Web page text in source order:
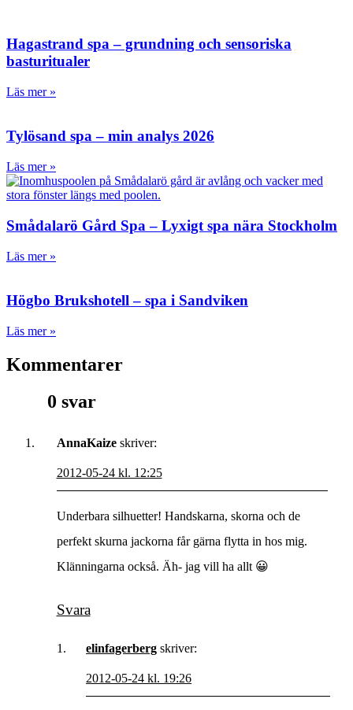
Hagastrand spa – grundning och sensoriska
basturitualer
Läs mer »
Tylösand spa – min analys 2026
Läs mer »
Smådalarö Gård Spa – Lyxigt spa nära Stockholm
Läs mer »
Högbo Brukshotell – spa i Sandviken
Läs mer »
Kommentarer
0 svar
AnnaKaize skriver:
2012-05-24 kl. 12:25
Underbara silhuetter! Handskarna, skorna och de
perfekt skurna jackorna får gärna flytta in hos mig.
Klänningarna också. Äh- jag vill ha allt 😀
Svara
elinfagerberg skriver:
2012-05-24 kl. 19:26